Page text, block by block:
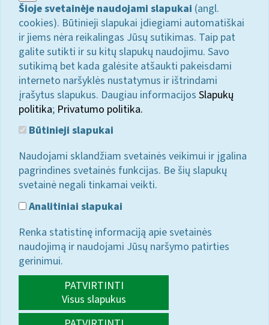
Šioje svetainėje naudojami slapukai (angl.
cookies). Būtinieji slapukai įdiegiami automatiškai
ir jiems nėra reikalingas Jūsų sutikimas. Taip pat
galite sutikti ir su kitų slapukų naudojimu. Savo
sutikimą bet kada galėsite atšaukti pakeisdami
interneto naršyklės nustatymus ir ištrindami
įrašytus slapukus. Daugiau informacijos Slapukų
politika; Privatumo politika.
Būtinieji slapukai
Naudojami sklandžiam svetainės veikimui ir įgalina
pagrindines svetainės funkcijas. Be šių slapukų
svetainė negali tinkamai veikti.
Analitiniai slapukai
Renka statistinę informaciją apie svetainės
naudojimą ir naudojami Jūsų naršymo patirties
gerinimui.
PATVIRTINTI
Visus slapukus